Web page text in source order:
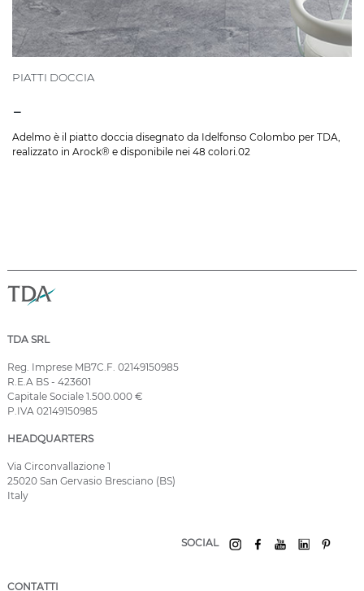
PIATTI DOCCIA
-
Adelmo è il piatto doccia disegnato da Idelfonso Colombo per TDA,
realizzato in Arock® e disponibile nei 48 colori.02
TDA SRL
Reg. Imprese MB7C.F. 02149150985
R.E.A BS - 423601
Capitale Sociale 1.500.000 €
P.IVA 02149150985
HEADQUARTERS
Via Circonvallazione 1
25020 San Gervasio Bresciano (BS)
Italy
SOCIAL
CONTATTI